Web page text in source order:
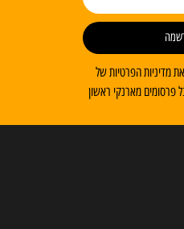
מדיניות הפרטיות של
פרסומים מארנקי ראשון